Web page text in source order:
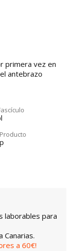
primera vez en
antebrazo
laborables para
Canarias.
a 60€!